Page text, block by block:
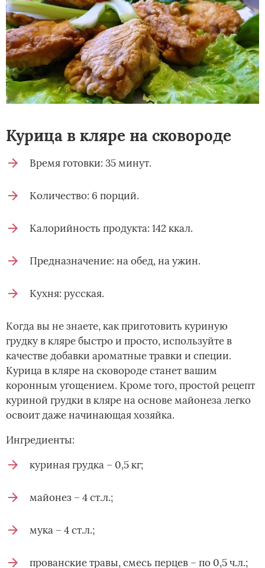
Курица в кляре на сковороде
Время готовки: 35 минут.
Количество: 6 порций.
Калорийность продукта: 142 ккал.
Предназначение: на обед, на ужин.
Кухня: русская.
Когда вы не знаете, как приготовить куриную
грудку в кляре быстро и просто, используйте в
качестве добавки ароматные травки и специи.
Курица в кляре на сковороде станет вашим
коронным угощением. Кроме того, простой рецепт
куриной грудки в кляре на основе майонеза легко
освоит даже начинающая хозяйка.
Ингредиенты:
куриная грудка – 0,5 кг;
майонез – 4 ст.л.;
мука – 4 ст.л.;
прованские травы, смесь перцев – по 0,5 ч.л.;